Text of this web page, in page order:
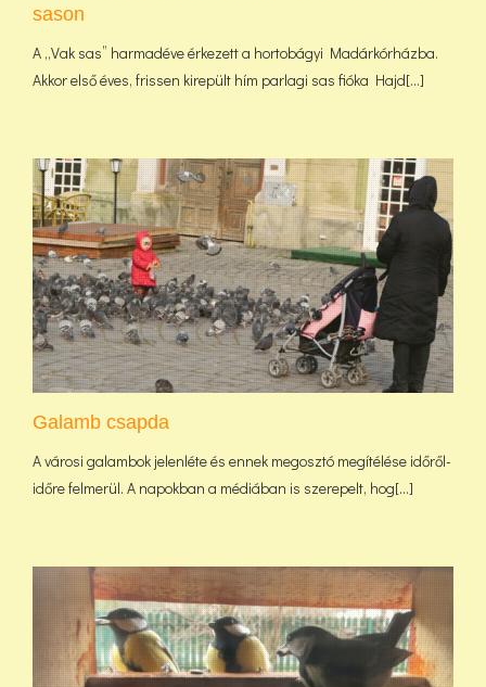
sason
A „Vak sas” harmadéve érkezett a hortobágyi Madárkórházba.
Akkor első éves, frissen kirepült hím parlagi sas fióka Hajd[...]
Galamb csapda
A városi galambok jelenléte és ennek megosztó megítélése időről-
időre felmerül. A napokban a médiában is szerepelt, hog[...]